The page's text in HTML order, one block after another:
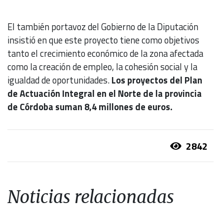
El también portavoz del Gobierno de la Diputación
insistió en que este proyecto tiene como objetivos
tanto el crecimiento económico de la zona afectada
como la creación de empleo, la cohesión social y la
igualdad de oportunidades.Los proyectos del Plan
de Actuación Integral en el Norte de la provincia
de Córdoba suman 8,4 millones de euros.
2842
Noticias relacionadas